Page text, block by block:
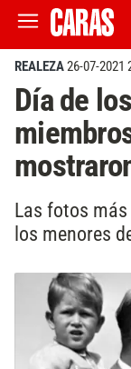
REALEZA26-07-2021
Día de
Las fotos
los menores